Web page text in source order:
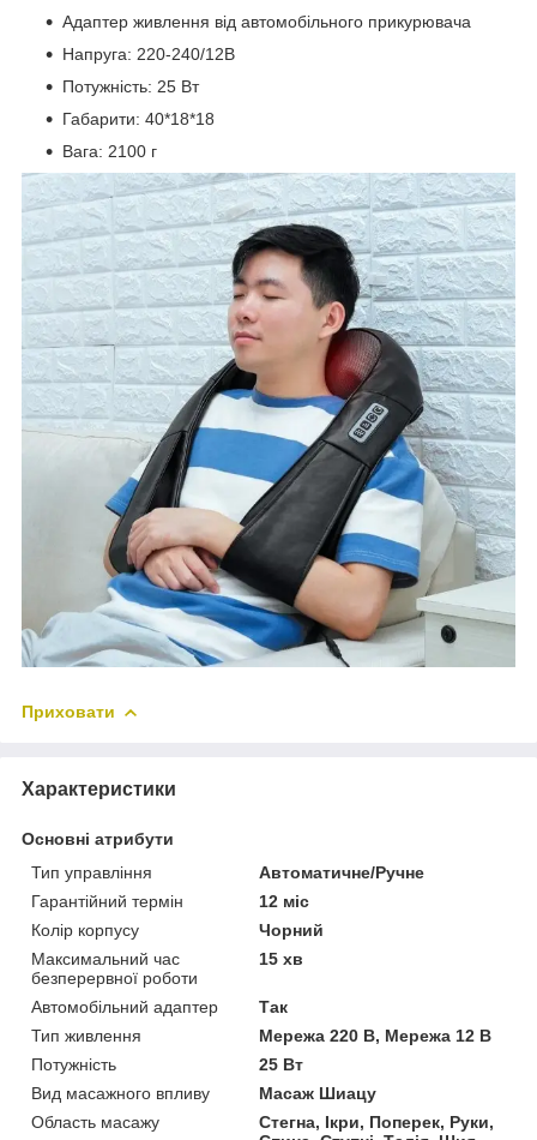
Адаптер живлення від автомобільного прикурювача
Напруга: 220-240/12В
Потужність: 25 Вт
Габарити: 40*18*18
Вага: 2100 г
Приховати
Характеристики
Основні атрибути
Тип управління
Автоматичне/Ручне
Гарантійний термін
12 міс
Колір корпусу
Чорний
Максимальний час
безперервної роботи
15 хв
Автомобільний адаптер
Так
Тип живлення
Мережа 220 В, Мережа 12 В
Потужність
25 Вт
Вид масажного впливу
Масаж Шиацу
Область масажу
Стегна, Ікри, Поперек, Руки,